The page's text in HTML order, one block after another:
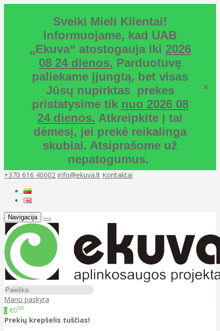
Sveiki Mieli Klientai!
Informuojame, kad UAB
„Ekuva“ atostogauja iki 2026
08 24 dienos. Parduotuvę
paliekame įjungtą, bet visas
Jūsų nupirktas prekes
pristatysime tik nuo 2026 08
24 dienos. Atkreipkite į tai
dėmesį, jei prekė reikalinga
skubiai. Atsiprašome už
nepatogumus.
×
+370 616 40002 info@ekuva.lt Kontaktai
Navigacija
Mano paskyra
0 €000
Prekių krepšelis tuščias!